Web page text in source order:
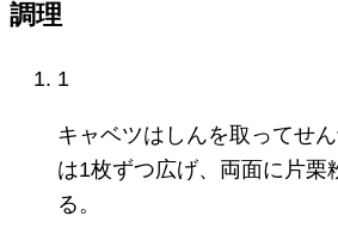
調理
1
キャベツはしんを取ってせ
は1枚ずつ広げ、両面に片栗
る。